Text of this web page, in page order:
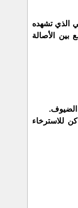
الذي تشهده
الأصالة
الضيوف.
للاسترخاء